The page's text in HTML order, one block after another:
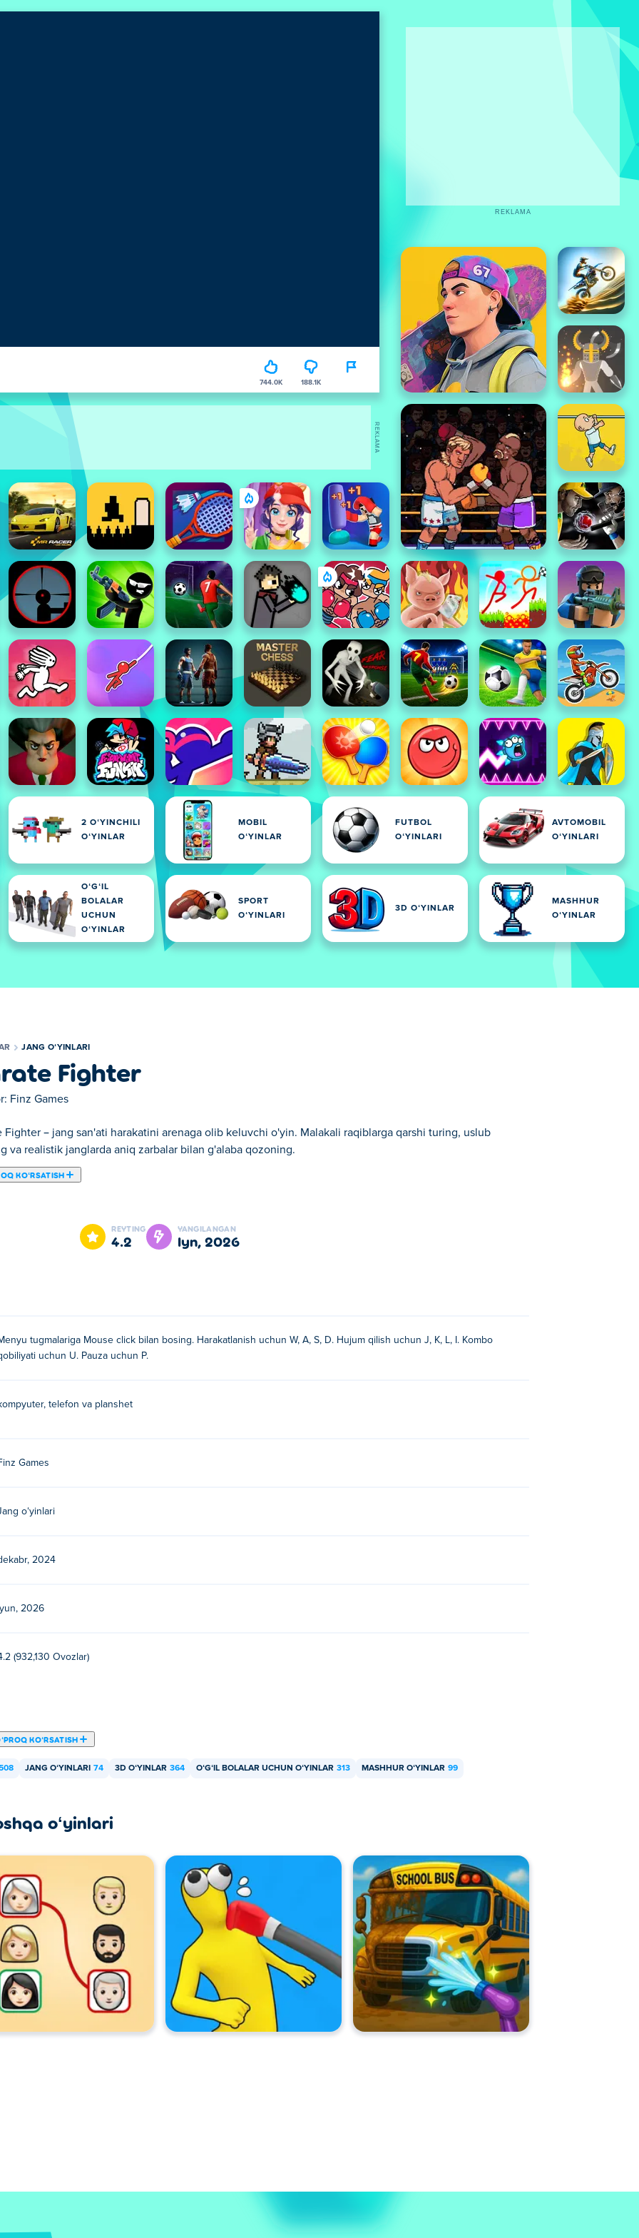
744.0K 188.1K
2 OʻYINCHILI
OʻYINLAR
MOBIL
OʻYINLAR
FUTBOL
OʻYINLARI
AVTOMOBIL
OʻYINLARI
OʻGʻIL
BOLALAR
UCHUN
OʻYINLAR
SPORT
OʻYINLARI
3D OʻYINLAR
MASHHUR
OʻYINLAR
REKLAMA
REKLAMA
JANG OʻYINLARI
Fighter
Finz Games
Fighter – jang san'ati harakatini arenaga olib keluvchi o'yin. Malakali raqiblarga qarshi turing, uslub
va realistik janglarda aniq zarbalar bilan g'alaba qozoning.
KOʻRSATISH
eng yaxshi 3D jangovar o‘yini – Karate Fighter bilan ichki jang san’ati ustangizni bo‘shating. Barcha
o'zlashtirib oling va raqiblaringizni mag'lub etish uchun eng kuchli jamoani tuzing. Shiddatli
Karate Fighter o‘tkazib yuborishni istamaydigan ajoyib tajribani taklif etadi.
mumkin.
REYTING
4.2
YANGILANGAN
iyn, 2026
tugmalariga Mouse click bilan bosing. Harakatlanish uchun W, A, S, D. Hujum qilish uchun J, K, L, I. Kombo
uchun U. Pauza uchun P.
telefon va planshet
Games
oʻyinlari
2024
2026
(932,130 Ovozlar)
KOʻRSATISH
JANG OʻYINLARI 74 3D OʻYINLAR 364 OʻGʻIL BOLALAR UCHUN OʻYINLAR 313 MASHHUR OʻYINLAR 99
oʻyinlari